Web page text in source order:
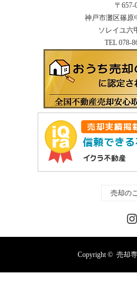
〒657-
神戸市灘区篠原
ソレイユ六
TEL 078-
売却の
Copyright © 売却